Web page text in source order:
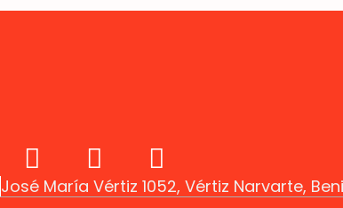
José María Vértiz 1052, Vértiz Narvarte,